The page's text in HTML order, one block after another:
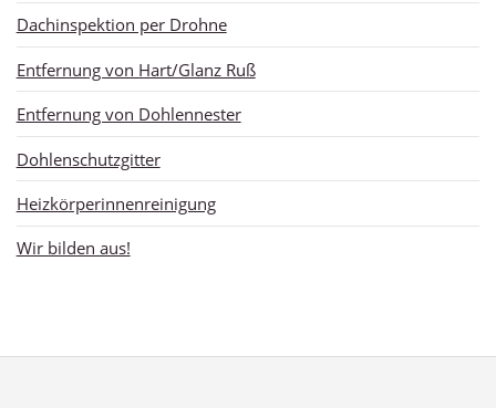
Dachinspektion per Drohne
Entfernung von Hart/Glanz Ruß
Entfernung von Dohlennester
Dohlenschutzgitter
Heizkörperinnenreinigung
Wir bilden aus!